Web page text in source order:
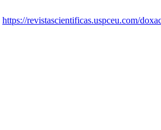
https://revistascientificas.uspceu.com/